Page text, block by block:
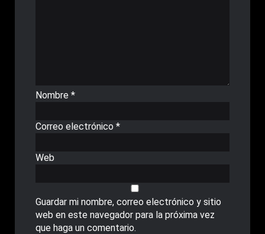
Nombre *
Correo electrónico *
Web
Guardar mi nombre, correo electrónico y sitio
web en este navegador para la próxima vez
que haga un comentario.